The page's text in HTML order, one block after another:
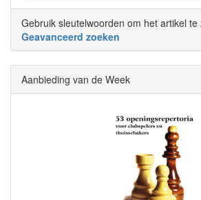
Gebruik sleutelwoorden om het artikel te
Geavanceerd zoeken
Aanbieding van de Week